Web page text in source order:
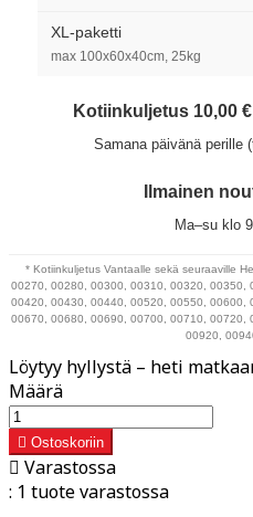
XL-paketti
max 100x60x40cm, 25kg
Kotiinkuljetus 10,00 €
Samana päivänä perille
Ilmainen
Ma–su klo
* Kotiinkuljetus Vantaalle sekä seuraaville
00270, 00280, 00300, 00310, 00320, 00350,
00420, 00430, 00440, 00520, 00550, 00600,
00670, 00680, 00690, 00700, 00710, 00720,
00920,
Löytyy hyllystä – heti
Määrä
 Ostoskoriin
 Varastossa
: 1 tuote varastossa